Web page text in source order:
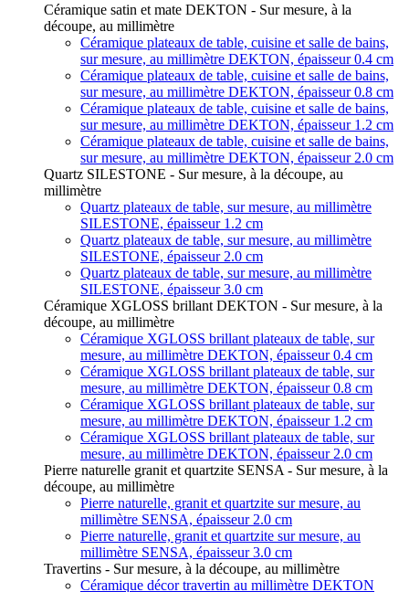
Céramique satin et mate DEKTON - Sur mesure, à la
découpe, au millimètre
Céramique plateaux de table, cuisine et salle de bains,
sur mesure, au millimètre DEKTON, épaisseur 0.4 cm
Céramique plateaux de table, cuisine et salle de bains,
sur mesure, au millimètre DEKTON, épaisseur 0.8 cm
Céramique plateaux de table, cuisine et salle de bains,
sur mesure, au millimètre DEKTON, épaisseur 1.2 cm
Céramique plateaux de table, cuisine et salle de bains,
sur mesure, au millimètre DEKTON, épaisseur 2.0 cm
Quartz SILESTONE - Sur mesure, à la découpe, au
millimètre
Quartz plateaux de table, sur mesure, au millimètre
SILESTONE, épaisseur 1.2 cm
Quartz plateaux de table, sur mesure, au millimètre
SILESTONE, épaisseur 2.0 cm
Quartz plateaux de table, sur mesure, au millimètre
SILESTONE, épaisseur 3.0 cm
Céramique XGLOSS brillant DEKTON - Sur mesure, à la
découpe, au millimètre
Céramique XGLOSS brillant plateaux de table, sur
mesure, au millimètre DEKTON, épaisseur 0.4 cm
Céramique XGLOSS brillant plateaux de table, sur
mesure, au millimètre DEKTON, épaisseur 0.8 cm
Céramique XGLOSS brillant plateaux de table, sur
mesure, au millimètre DEKTON, épaisseur 1.2 cm
Céramique XGLOSS brillant plateaux de table, sur
mesure, au millimètre DEKTON, épaisseur 2.0 cm
Pierre naturelle granit et quartzite SENSA - Sur mesure, à la
découpe, au millimètre
Pierre naturelle, granit et quartzite sur mesure, au
millimètre SENSA, épaisseur 2.0 cm
Pierre naturelle, granit et quartzite sur mesure, au
millimètre SENSA, épaisseur 3.0 cm
Travertins - Sur mesure, à la découpe, au millimètre
Céramique décor travertin au millimètre DEKTON